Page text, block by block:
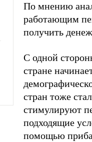
По мнению
работающим
получить
С одной
стране
стран тоже
стимулируют
подходящие
помощью